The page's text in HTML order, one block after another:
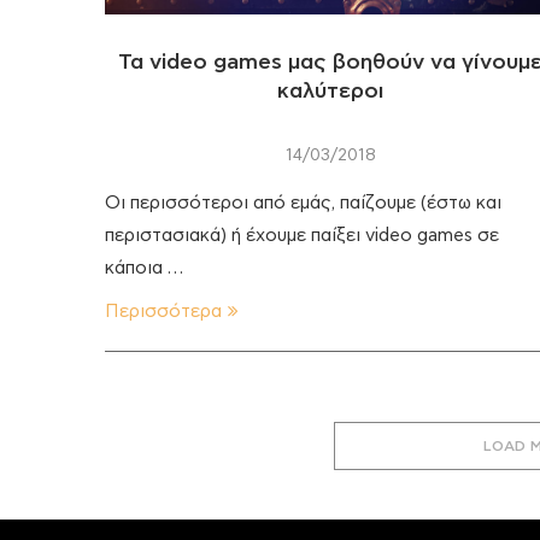
Τα video games μας βοηθούν να
καλύτεροι
14/03/2018
Οι περισσότεροι από εμάς, παίζουμε (έστω και
περιστασιακά) ή έχουμε παίξει video games σε
κάποια …
Περισσότερα
LOAD